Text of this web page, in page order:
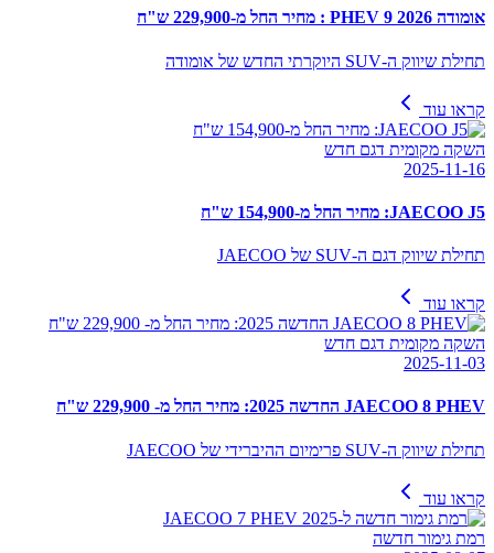
אומודה PHEV 9 2026 : מחיר החל מ-229,900 ש"ח
תחילת שיווק ה-SUV היוקרתי החדש של אומודה
קראו עוד
השקה מקומית דגם חדש
2025-11-16
JAECOO J5: מחיר החל מ-154,900 ש"ח
תחילת שיווק דגם ה-SUV של JAECOO
קראו עוד
השקה מקומית דגם חדש
2025-11-03
JAECOO 8 PHEV החדשה 2025: מחיר החל מ- 229,900 ש"ח
תחילת שיווק ה-SUV פרימיום ההיברידי של JAECOO
קראו עוד
רמת גימור חדשה